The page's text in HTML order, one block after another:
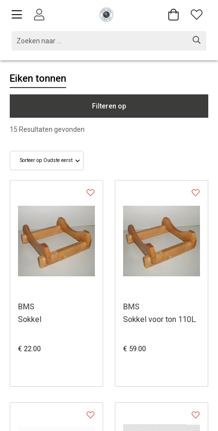
Eiken tonnen
Filteren op
15 Resultaten gevonden
BMS
Sokkel
€ 22.00
BMS
Sokkel voor ton 110L.
€ 59.00